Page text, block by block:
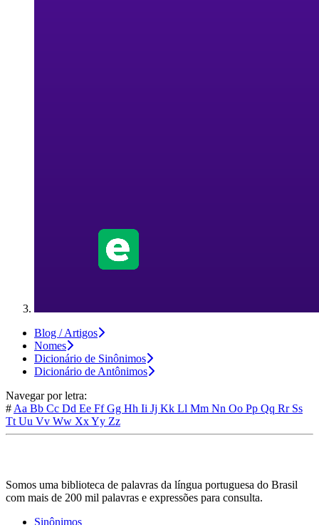
Blog / Artigos
Nomes
Dicionário de Sinônimos
Dicionário de Antônimos
Navegar por letra:
# Aa Bb Cc Dd Ee FfGg Hh Ii Jj Kk Ll Mm Nn Oo Pp Qq Rr Ss
Tt Uu Vv Ww XxYy Zz
Somos uma biblioteca de palavras da língua portuguesa do Brasil
com mais de 200 mil palavras e expressões para consulta.
Sinônimos